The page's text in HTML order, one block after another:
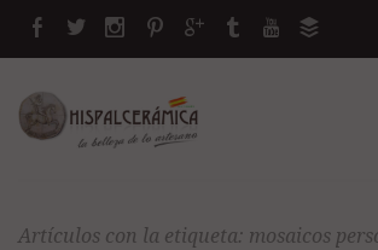
Artículos con la etiqueta: mosaicos